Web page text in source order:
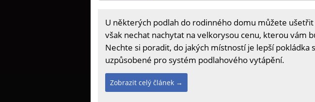
U některých podlah do rodinného domu můžete
však nechat nachytat na velkorysou cenu, kterou vám
Nechte si poradit, do jakých místností je lepší
uzpůsobené pro systém podlahového vytápění.
Zobrazit celý článek →